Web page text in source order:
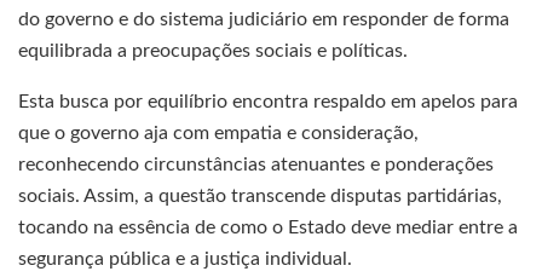
do governo e do sistema judiciário em responder de forma
equilibrada a preocupações sociais e políticas.
Esta busca por equilíbrio encontra respaldo em apelos para
que o governo aja com empatia e consideração,
reconhecendo circunstâncias atenuantes e ponderações
sociais. Assim, a questão transcende disputas partidárias,
tocando na essência de como o Estado deve mediar entre a
segurança pública e a justiça individual.